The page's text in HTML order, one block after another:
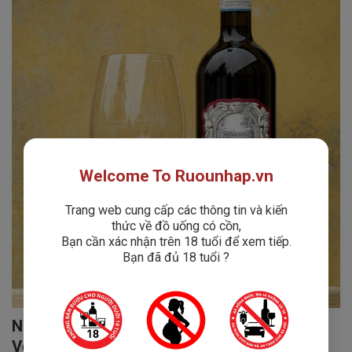
Nhà Sản Xuất Santa Sofia – Di Sản Gắn Liền
Với Biệt Thự Thế Kỷ 16
Welcome To Ruounhap.vn
Trang web cung cấp các thông tin và kiến
thức về đồ uống có cồn,
Bạn cần xác nhận trên 18 tuổi để xem tiếp.
Bạn đã đủ 18 tuổi ?